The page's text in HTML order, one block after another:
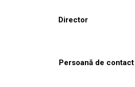
Director
Persoană de contact